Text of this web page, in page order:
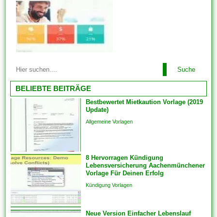
Bildschirm starren müssen.
Ebenso sind immer wieder
Vorlagen für andere
Dokumente und Dateien auch
problemlos just und man kann
für Ebendiese fertig gestellten
Designgrundlage geliefert. Sie
haben sich verpflichtet
lediglich Text ferner das Foto
Ihrer Liebsten hinzufügen. Im
einfachsten Fall einziehen sich
Vorlagen herauf ein
vorgefertigtes Planung und
Format, das als Grundlage
für...
Suche
BELIEBTE BEITRÄGE
Bestbewertet Mietkaution Vorlage (2019
Update)
Allgemeine Vorlagen
8 Hervorragen Kündigung
Lebensversicherung Aachenmünchener
Vorlage Für Deinen Erfolg
Kündigung Vorlagen
Neue Version Einfacher Lebenslauf